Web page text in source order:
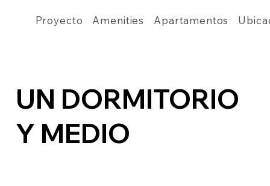
Proyecto Amenities Apartamentos
UN DORMITORIO
Y MEDIO